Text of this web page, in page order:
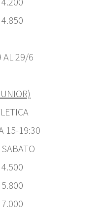
4.850
AL 29/6
15-19:30
4.500
5.800
7.000